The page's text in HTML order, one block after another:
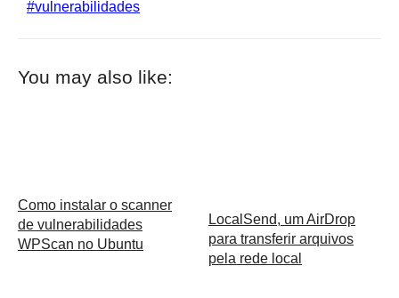
vulnerabilidades
You may also like:
Como instalar o scanner
de vulnerabilidades
WPScan no Ubuntu
LocalSend, um AirDrop
para transferir arquivos
pela rede local